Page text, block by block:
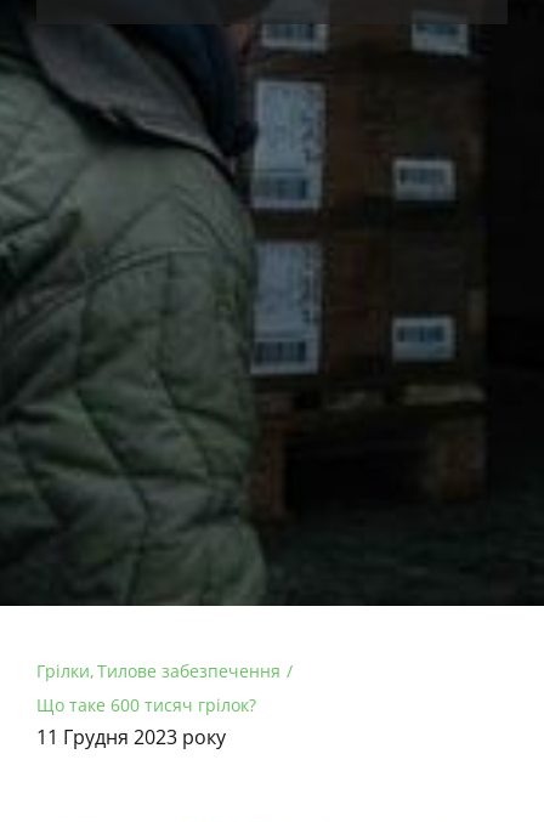
Грілки Тилове забезпечення
Що таке 600 тисяч грілок?
11 Грудня 2023 року